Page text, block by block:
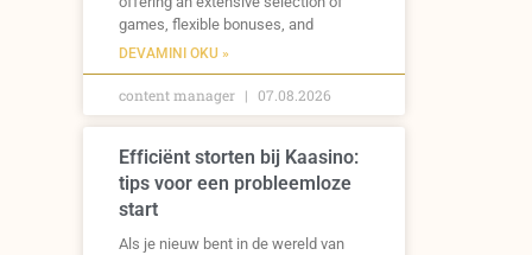
games, flexible bonuses, and
DEVAMINI OKU »
content manager 07.08.2026
Efficiënt storten bij Kaasino:
tips voor een probleemloze
start
Als je nieuw bent in de wereld van